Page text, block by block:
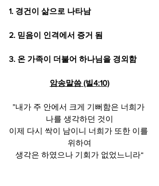
1. 경건이 삶으로 나타남
2. 믿음이 인격에서 증거 됨
3. 온 가족이 더불어 하나님을 경외함
암송말씀 (빌4:10)
”내가 주 안에서 크게 기뻐함은 너희가
나를 생각하던 것이
이제 다시 싹이 남이니 너희가 또한 이를
위하여
생각은 하였으나 기회가 없었느니라“